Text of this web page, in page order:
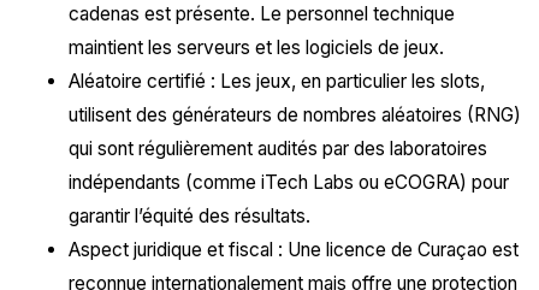
cadenas est présente. Le personnel technique
maintient les serveurs et les logiciels de jeux.
Aléatoire certifié : Les jeux, en particulier les slots,
utilisent des générateurs de nombres aléatoires (RNG)
qui sont régulièrement audités par des laboratoires
indépendants (comme iTech Labs ou eCOGRA) pour
garantir l’équité des résultats.
Aspect juridique et fiscal : Une licence de Curaçao est
reconnue internationalement mais offre une protection